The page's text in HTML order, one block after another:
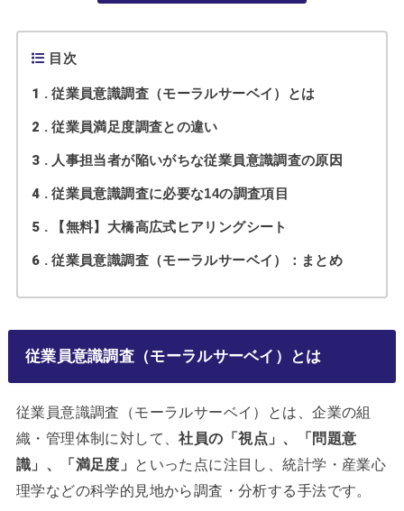
目次
1 従業員意識調査（モーラルサーベイ）とは
2 従業員満足度調査との違い
3 人事担当者が陥いがちな従業員意識調査の原因
4 従業員意識調査に必要な14の調査項目
5 【無料】大橋高広式ヒアリングシート
6 従業員意識調査（モーラルサーベイ）：まとめ
従業員意識調査（モーラルサーベイ）とは
従業員意識調査（モーラルサーベイ）とは、企業の組
織・管理体制に対して、社員の「視点」、「問題意
識」、「満足度」 といった点に注目し、統計学・産業心
理学などの科学的見地から調査・分析する手法です。